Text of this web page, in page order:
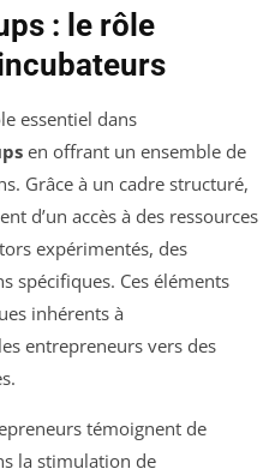
: le rôle
essentiel dans
en offrant un ensemble de
Grâce à un cadre structuré,
d’un accès à des ressources
expérimentés, des
spécifiques. Ces éléments
inhérents à
entrepreneurs vers des
témoignent de
la stimulation de